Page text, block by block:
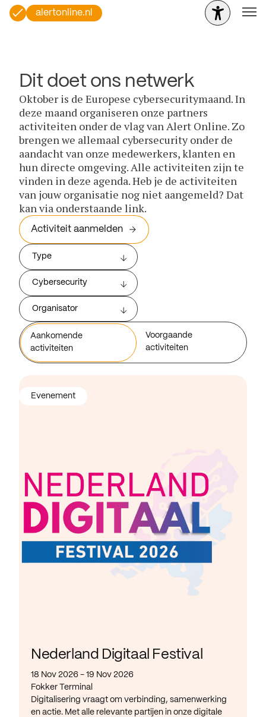
alertonline.nl
Dit doet ons netwerk
Oktober is de Europese cybersecuritymaand. In
deze maand organiseren onze partners
activiteiten onder de vlag van Alert Online. Zo
brengen we allemaal cybersecurity onder de
aandacht van onze medewerkers, klanten en
hun directe omgeving. Alle activiteiten zijn te
vinden in deze agenda. Heb je de activiteiten
van jouw organisatie nog niet aangemeld? Dat
kan via onderstaande link.
Activiteit aanmelden
Type
Cybersecurity
Organisator
Aankomende
activiteiten
Voorgaande
activiteiten
Nederland Digitaal Festival
18 Nov 2026 - 19 Nov 2026
Fokker Terminal
Digitalisering vraagt om verbinding, samenwerking
en actie. Met alle relevante partijen in onze digitale
Evenement